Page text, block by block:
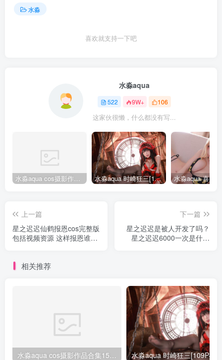
水淼
喜欢就支持一下吧
水淼aqua
522 9W+ 106
这家伙很懒，什么都没有写...
水淼aqua cos摄影作品合集155套 水淼aqua 时崎狂三[109P-128MB]
上一篇
星之迟迟仙鹤报恩cos完整版
包括视频资源 这样报恩谁受
下一篇
星之迟迟是被人开发了吗？
星之迟迟6000一次是什么
相关推荐
水淼aqua cos摄影作品合集155套